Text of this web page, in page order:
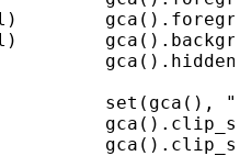
set(gca(),